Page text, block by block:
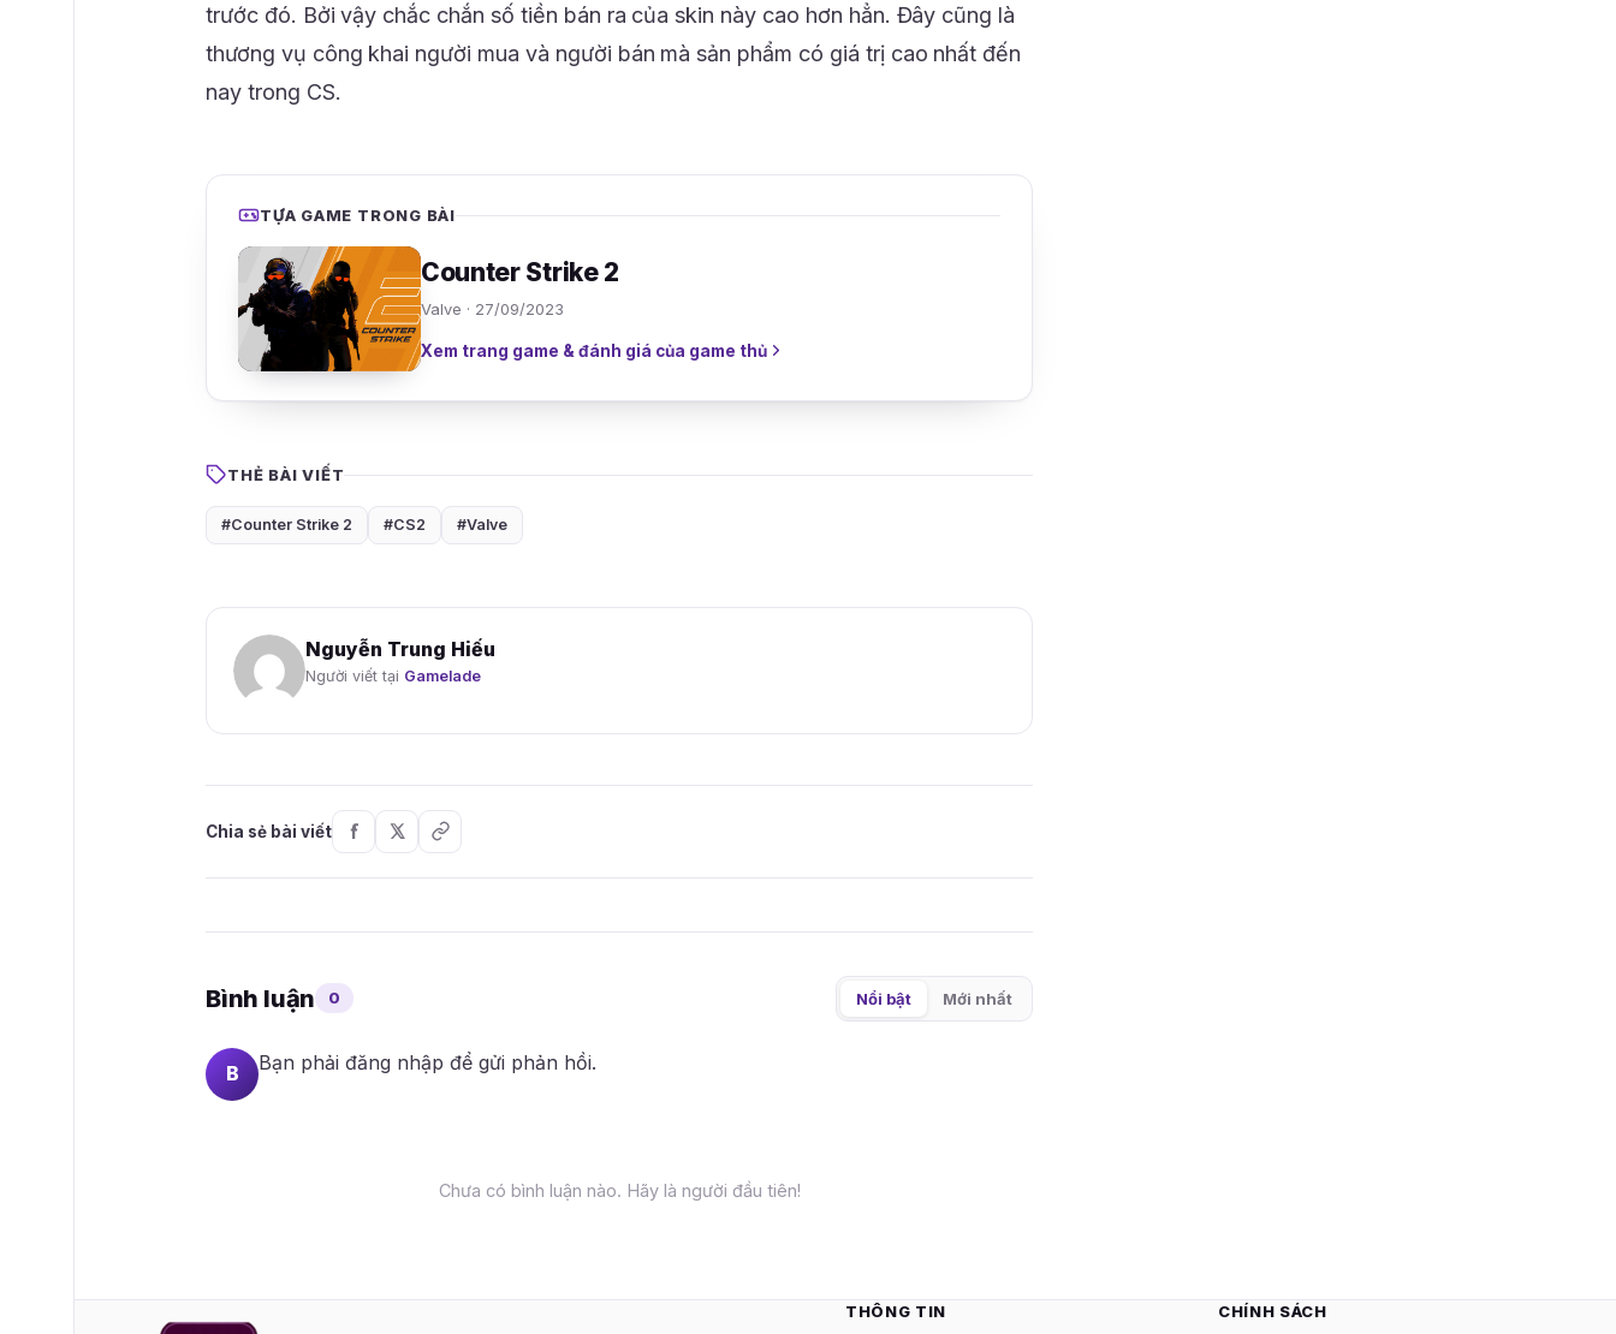
trước đó. Bởi vậy chắc chắn số tiền bán ra của skin này cao hơn hẳn. Đây cũng là
thương vụ công khai người mua và người bán mà sản phẩm có giá trị cao nhất đến
nay trong CS.
TỰA GAME TRONG BÀI
Counter Strike 2
Valve · 27/09/2023
Xem trang game & đánh giá của game thủ
THẺ BÀI VIẾT
#Counter Strike 2 #CS2 #Valve
Nguyễn Trung Hiếu
Người viết tại Gamelade
Chia sẻ bài viết
Bình luận 0 Nổi bật Mới nhất
B Bạn phải đăng nhập để gửi phản hồi.
Chưa có bình luận nào. Hãy là người đầu tiên!
THÔNG TIN CHÍNH SÁCH